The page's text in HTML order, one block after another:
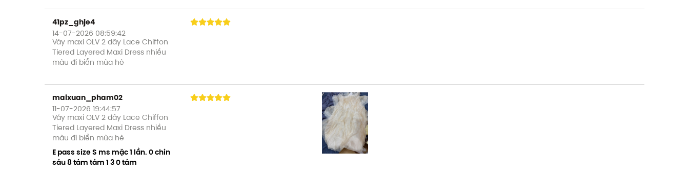
41pz_ghje4
14-07-2026 08:59:42
Váy maxi OLV 2 dây Lace Chiffon
Tiered Layered Maxi Dress nhiều
màu đi biển mùa hè
maixuan_pham02
11-07-2026 19:44:57
Váy maxi OLV 2 dây Lace Chiffon
Tiered Layered Maxi Dress nhiều
màu đi biển mùa hè
E pass size S ms mặc 1 lần. 0 chín
sáu 8 tám tám 1 3 0 tám